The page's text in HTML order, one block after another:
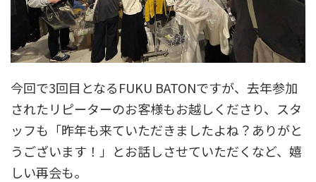
今回で3回目となるFUKU BATONですが、去年参加
されたリピーターのお客様もお越しくださり、スタ
ッフも「昨年も来ていただきましたよね？ありがと
うございます！」とお話しさせていただくなど、嬉
しい再会も。